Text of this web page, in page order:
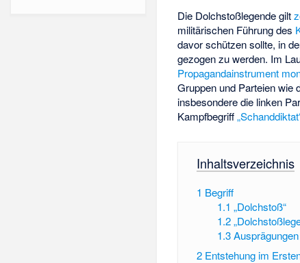
Die Dolchstoßlegende gilt
militärischen Führung des
davor schützen sollte, in
gezogen zu werden. Im
Propagandainstrument
Gruppen und Parteien wie
insbesondere die linken
Kampfbegriff
Inhaltsverzeichnis
1 Begriff
1.1 „Dolchstoß“
1.2
1.3 Ausprägungen
2 Entstehung im